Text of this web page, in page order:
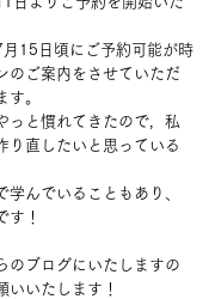
15日頃にご予約可能が時
のご案内をさせていただ
す。
っと慣れてきたので，私
り直したいと思っている
学んでいることもあり、
す！
のブログにいたしますの
いいたします！